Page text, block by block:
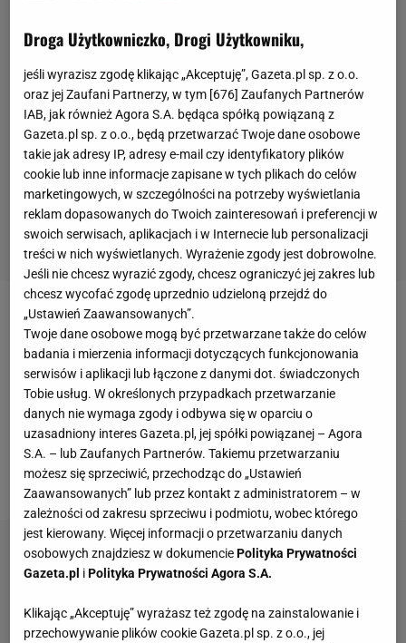
W czwartek ŁukaszGikiewicz,
grający w jordańskim Al-Faisaly, informował na
Twitterze, żemeczjego drużyny został przełożony,
bo w zespole jest pięć potwierdzonych przypadków
koronawirusa. Przekazał też, że sam również
przechodził test, którego wynik miał poznać w
piątek.
Droga Użytkowniczko, Drogi Użytkowniku,
jeśli wyrazisz zgodę klikając „Akceptuję”, Gazeta.pl sp. z o.o.
oraz jej Zaufani Partnerzy, w tym [676] Zaufanych Partnerów
IAB, jak również Agora S.A. będąca spółką powiązaną z
Gazeta.pl sp. z o.o., będą przetwarzać Twoje dane osobowe
takie jak adresy IP, adresy e-mail czy identyfikatory plików
cookie lub inne informacje zapisane w tych plikach do celów
marketingowych, w szczególności na potrzeby wyświetlania
reklam dopasowanych do Twoich zainteresowań i preferencji w
swoich serwisach, aplikacjach i w Internecie lub personalizacji
treści w nich wyświetlanych. Wyrażenie zgody jest dobrowolne.
Jeśli nie chcesz wyrazić zgody, chcesz ograniczyć jej zakres lub
chcesz wycofać zgodę uprzednio udzieloną przejdź do
„Ustawień Zaawansowanych”.
Twoje dane osobowe mogą być przetwarzane także do celów
badania i mierzenia informacji dotyczących funkcjonowania
serwisów i aplikacji lub łączone z danymi dot. świadczonych
Tobie usług. W określonych przypadkach przetwarzanie
danych nie wymaga zgody i odbywa się w oparciu o
uzasadniony interes Gazeta.pl, jej spółki powiązanej – Agora
S.A. – lub Zaufanych Partnerów. Takiemu przetwarzaniu
możesz się sprzeciwić, przechodząc do „Ustawień
Zaawansowanych” lub przez kontakt z administratorem – w
zależności od zakresu sprzeciwu i podmiotu, wobec którego
jest kierowany. Więcej informacji o przetwarzaniu danych
osobowych znajdziesz w dokumenciePolityka Prywatności
Gazeta.pl iPolityka Prywatności Agora S.A.
Klikając „Akceptuję” wyrażasz też zgodę na zainstalowanie i
przechowywanie plików cookie Gazeta.pl sp. z o.o., jej